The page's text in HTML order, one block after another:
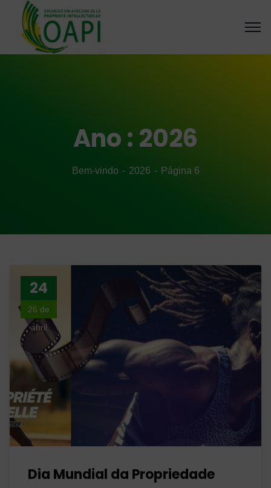
Ano : 2026
Bem-vindo 2026 Página 6
24
26 de
abril
Dia Mundial da Propriedade